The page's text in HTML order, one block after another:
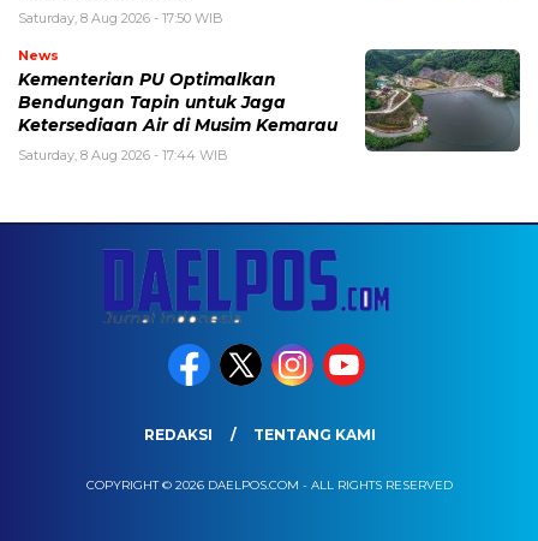
Saturday, 8 Aug 2026 - 17:50 WIB
News
Kementerian PU Optimalkan
Bendungan Tapin untuk Jaga
Ketersediaan Air di Musim Kemarau
Saturday, 8 Aug 2026 - 17:44 WIB
REDAKSI TENTANG KAMI
COPYRIGHT © 2026 DAELPOS.COM - ALL RIGHTS RESERVED